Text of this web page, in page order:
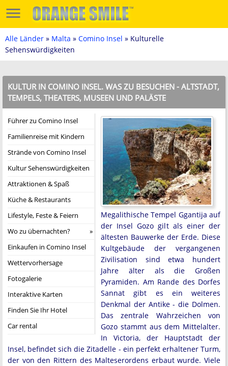
Alle Länder » Malta » Comino Insel » Kulturelle
Sehenswürdigkeiten
KULTUR IN COMINO INSEL. WAS ZU BESUCHEN - ALTSTADT,
TEMPELS, THEATERS, MUSEEN UND PALÄSTE
Führer zu Comino Insel
Familienreise mit Kindern
Strände von Comino Insel
Kultur Sehenswürdigkeiten
Attraktionen & Spaß
Küche & Restaurants
Lifestyle, Feste & Feiern
Wo zu übernachten?
Einkaufen in Comino Insel
Wettervorhersage
Fotogalerie
Interaktive Karten
Finden Sie Ihr Hotel
Car rental
Megalithische Tempel Ggantija auf
der Insel Gozo gilt als einer der
ältesten Bauwerke der Erde. Diese
Kultgebäude der vergangenen
Zivilisation sind etwa hundert
Jahre älter als die Großen
Pyramiden. Am Rande des Dorfes
Sannat gibt es ein weiteres
Denkmal der Antike - die Dolmen.
Das zentrale Wahrzeichen von
Gozo stammt aus dem Mittelalter.
In Victoria, der Hauptstadt der
Insel, befindet sich die Zitadelle - ein perfekt erhaltener Turm,
der von den Rittern des Malteserordens erbaut wurde. Viele